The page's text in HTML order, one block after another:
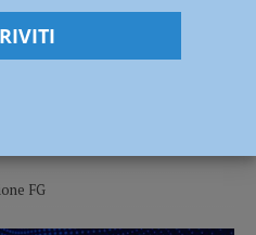
Piacenza più forte
FG